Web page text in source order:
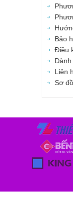
Bảo
Điều
Liên
Sơ